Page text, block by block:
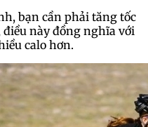
bạn cần phải tăng tốc
điều này đồng nghĩa với
calo hơn.